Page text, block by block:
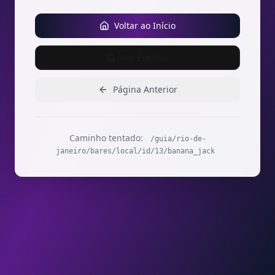
Voltar ao Início
Página Anterior
Caminho tentado:
/guia/rio-de-
janeiro/bares/local/id/13/banana_jack